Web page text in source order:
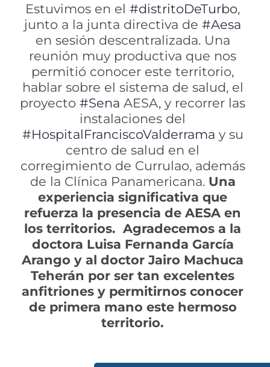
Estuvimos en el#distritoDeTurbo,
junto a la junta directiva de#Aesa
en sesión descentralizada. Una
reunión muy productiva que nos
permitió conocer este territorio,
hablar sobre el sistema de salud, el
proyecto#Sena AESA, y recorrer las
instalaciones del
#HospitalFranciscoValderrama y su
centro de salud en el
corregimiento de Currulao, además
de la Clínica Panamericana. Una
experiencia significativa que
refuerza la presencia de AESA en
los territorios. Agradecemos a la
doctora Luisa Fernanda García
Arango y al doctor Jairo Machuca
Teherán por ser tan excelentes
anfitriones y permitirnos conocer
de primera mano este hermoso
territorio.